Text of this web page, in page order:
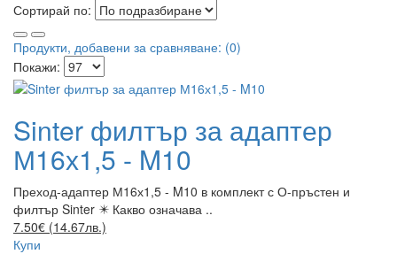
Сортирай по:
Продукти, добавени за сравняване: (0)
Покажи:
Sinter филтър за адаптер
М16х1,5 - M10
Преход-адаптер М16х1,5 - M10 в комплект с О-пръстен и
филтър Sinter ✴️ Какво означава ..
7.50€ (14.67лв.)
Купи